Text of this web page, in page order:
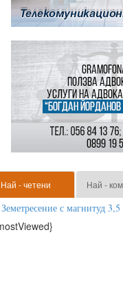
Най - четени Най -
Земетресение с магнитуд 3,5